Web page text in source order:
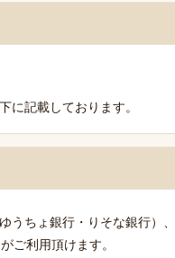
に記載しております。
うちょ銀行・りそな銀行）
ご利用頂けます。